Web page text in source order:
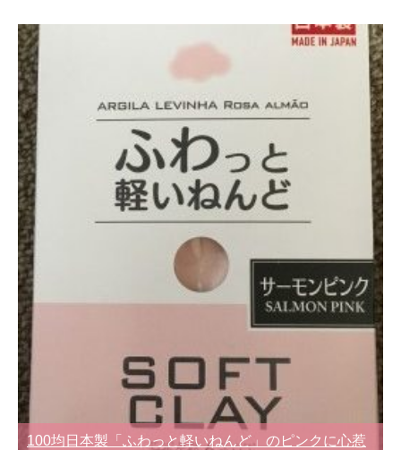
100均日本製「ふわっと軽いねんど」のピンクに心惹